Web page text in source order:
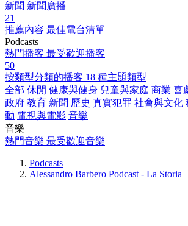
新聞 新聞廣播
21
推薦內容 最佳電台清單
Podcasts
熱門播客 最受歡迎播客
50
按類型分類的播客 18 種主題類型
全部 休閒 健康與健身 兒童與家庭 商業 喜
政府 教育 新聞 歷史 真實犯罪 社會與文化
動 電視與電影 音樂
音樂
熱門音樂 最受歡迎音樂
Podcasts
Alessandro Barbero Podcast - La Storia